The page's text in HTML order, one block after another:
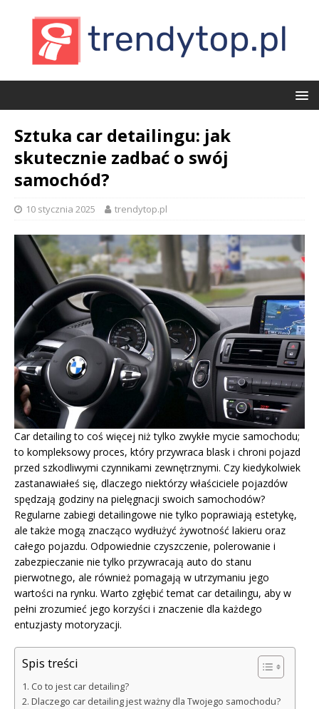
Sztuka car detailingu: jak
skutecznie zadbać o swój
samochód?
10 stycznia 2025 trendytop.pl
Car detailing to coś więcej niż tylko zwykłe mycie samochodu;
to kompleksowy proces, który przywraca blask i chroni pojazd
przed szkodliwymi czynnikami zewnętrznymi. Czy kiedykolwiek
zastanawiałeś się, dlaczego niektórzy właściciele pojazdów
spędzają godziny na pielęgnacji swoich samochodów?
Regularne zabiegi detailingowe nie tylko poprawiają estetykę,
ale także mogą znacząco wydłużyć żywotność lakieru oraz
całego pojazdu. Odpowiednie czyszczenie, polerowanie i
zabezpieczanie nie tylko przywracają auto do stanu
pierwotnego, ale również pomagają w utrzymaniu jego
wartości na rynku. Warto zgłębić temat car detailingu, aby w
pełni zrozumieć jego korzyści i znaczenie dla każdego
entuzjasty motoryzacji.
Spis treści
Co to jest car detailing?
Dlaczego car detailing jest ważny dla Twojego samochodu?